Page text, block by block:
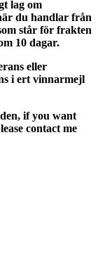
lag om
du handlar från
står för frakten
10 dagar.
eller
i ert vinnarmejl
if you want
contact me